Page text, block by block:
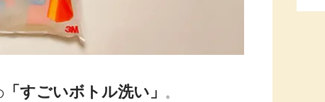
「すごいボトル洗い」 。